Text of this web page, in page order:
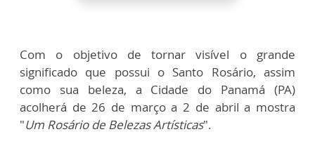
Com o objetivo de tornar visível o grande
significado que possui o Santo Rosário, assim
como sua beleza, a Cidade do Panamá (PA)
acolherá de 26 de março a 2 de abril a mostra
"Um Rosário de Belezas Artísticas".